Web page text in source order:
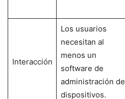
Interacción
Los usuarios
necesitan al
menos un
software de
administración de
dispositivos.